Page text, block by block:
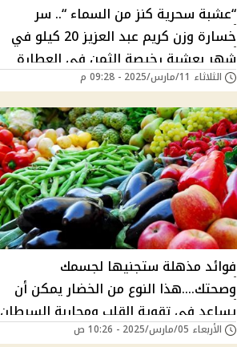
“عشبة سحرية كنز من السماء “.. سر
خسارة وزن كريم عبد العزيز 20 كيلو في
شهر بعشبة رخيصة الثمن في العطارة
وبـ10 جنيه بس!! الثلاثاء 11/مارس/2025 - 09:28 م
فوائد مذهلة ستجنيها لجسمك
وصحتك....هذا النوع من الخضار يمكن أن
يساعد في تقوية القلب ومحاربة السرطان
فتناولة باستمرار
الأربعاء 05/مارس/2025 - 10:26 ص